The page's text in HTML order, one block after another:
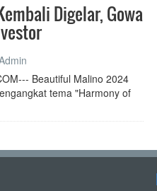
Digelar, Gowa
Beautiful Malino 2024
tema "Harmony of